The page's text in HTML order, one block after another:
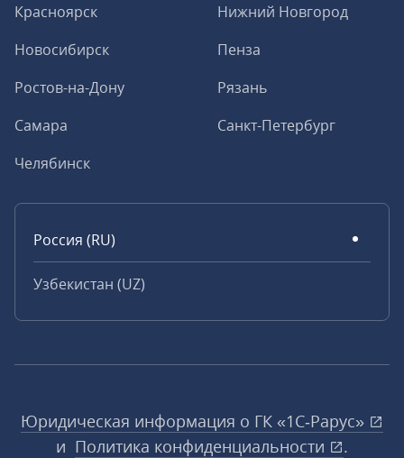
Красноярск
Нижний Новгород
Новосибирск
Пенза
Ростов-на-Дону
Рязань
Самара
Санкт-Петербург
Челябинск
Россия (RU)
Узбекистан (UZ)
Юридическая информация о ГК «1С‑Рарус»
и Политика конфиденциальности
.